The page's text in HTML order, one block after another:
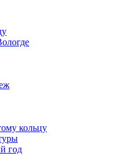
кольцу
год